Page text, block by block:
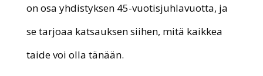
on osa yhdistyksen 45-vuotisjuhlavuotta, ja
se tarjoaa katsauksen siihen, mitä kaikkea
taide voi olla tänään.